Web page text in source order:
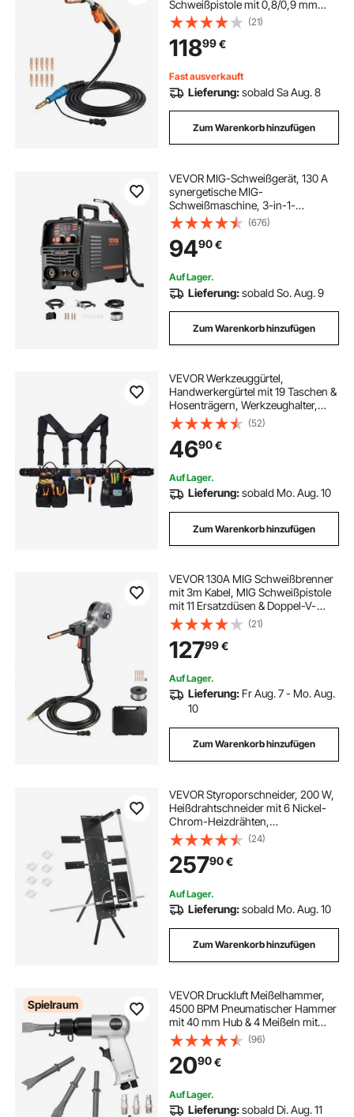
Schweißpistole mit 0,8/0,9 mm
Ersatzdüsen, Profi-
Schweißzubehör Kompetibel mit
Miller MDX-250,
Schutzgasschweißgerät für
Werkstatt & Industrie
(21)
11899€
Fast ausverkauft
Lieferung:sobald Sa Aug. 8
Zum Warenkorb hinzufügen
VEVOR MIG-Schweißgerät, 130 A
synergetische MIG-
Schweißmaschine, 3-in-1-
Flusskern-MIG/MMA/Lift-TIG-
Mehrprozess-Schweißer, Welder
mit IGBT-
Wechselrichtertechnologie und
digitalem Anzeigebildschirm
(676)
9490€
Auf Lager.
Lieferung:sobald So. Aug. 9
Zum Warenkorb hinzufügen
VEVOR Werkzeuggürtel,
Handwerkergürtel mit 19 Taschen &
Hosenträgern, Werkzeughalter,
Hammerhalter für Elektriker,
Schreiner & Bauarbeiter,
Schürzenorganizer, verstellbar von
800 bis 1310 mm
(52)
4690€
Auf Lager.
Lieferung:sobald Mo. Aug. 10
Zum Warenkorb hinzufügen
VEVOR 130A MIG Schweißbrenner
mit 3m Kabel, MIG Schweißpistole
mit 11 Ersatzdüsen & Doppel-V-
Naht, Profi-Schweißzubehör
Kompatibel mit Lincoln Magnum
100SG K2532-1,
Schutzgasschweißgerät für
Werkstatt
(21)
12799€
Auf Lager.
Lieferung: Fr Aug. 7 - Mo. Aug.
10
Zum Warenkorb hinzufügen
VEVOR Styroporschneider, 200 W,
Heißdrahtschneider mit 6 Nickel-
Chrom-Heizdrähten,
professionelles elektrisches
Schneidewerkzeug mit 1150 mm
max. Schnittlänge für Schaum,
Schwamm, KT-Platten
(24)
25790€
Auf Lager.
Lieferung:sobald Mo. Aug. 10
Zum Warenkorb hinzufügen
Spielraum
VEVOR Druckluft Meißelhammer,
4500 BPM Pneumatischer Hammer
mit 40 mm Hub & 4 Meißeln mit
rundem Schaft, leichtes &
kompaktes Schaufelwerkzeug mit
Luftmeißel zum Schneiden,
Stanzen, Schaben
(96)
2090€
Auf Lager.
Lieferung:sobald Di. Aug. 11